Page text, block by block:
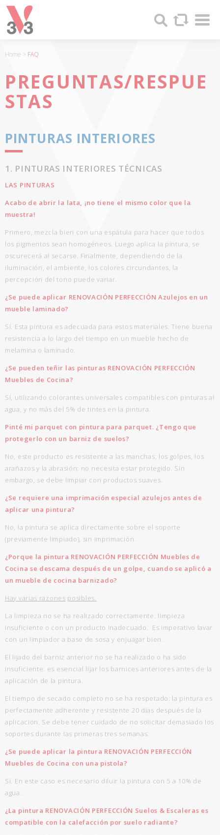
V33
FABRICANTE
PRODUCTOS
MADERA
PINTURAS
Search
Home > FAQ
PREGUNTAS/RESPUE
STAS
PINTURAS INTERIORES
1. PINTURAS INTERIORES TÉCNICAS
LAS PINTURAS
Acabo de abrir la lata, ¡no tiene el mismo color que la
muestra!
Primero, mezcla bien con una espátula para hacer que todos
los pigmentos sean homogéneos. Luego aplica la pintura, se
oscurecerá al secarse. Finalmente, dependiendo de la
iluminación, el ambiente, los colores circundantes, la
percepción del tono puede variar.
¿Se puede aplicar RENOVACIÓN PERFECCIÓN Azulejos en un
mueble laminado?
Sí. Esta pintura es adecuada para estos materiales. Tiene buena
resistencia a lo largo del tiempo en un mueble hecho de
melamina o laminado.
¿Se pueden teñir las pinturas RENOVACIÓN PERFECCIÓN
Muebles de Cocina?
Sí, utilizando colorantes universales compatibles con pinturas al
agua, y no más del 5% de tintes en la pintura.
Pinté mi parquet con pintura para parquet. ¿Tengo que
protegerlo con un barniz de suelos?
No, este producto es resistente a las manchas, los golpes, los
arañazos y la abrasión: no necesita estar protegido. Sin
embargo, se debe limpiar con productos suaves.
¿Se requiere una imprimación especial azulejos antes de
aplicar una pintura?
No, la pintura se aplica directamente sobre el soporte
(previamente limpiado), sin imprimación.
¿Porque la pintura RENOVACIÓN PERFECCIÓN Muebles de
Cocina se descama después de un golpe, cuando se aplicó a
un mueble de cocina barnizado?
Hay varias razones posibles:
La limpieza no se ha realizado correctamente: limpieza
insuficiente o con un producto inadecuado. Es imperativo lavar
con un limpiador a base de sosa y enjuagar bien.
El lijado del barniz anterior no se ha realizado o ha sido
insuficiente: es esencial lijar los barnices anteriores antes de la
aplicación de la pintura.
El tiempo de secado completo no se ha respetado: la pintura es
perfectamente adherente y resistente 20 días después de la
aplicación. Se debe tener cuidado de no solicitar demasiado los
soportes durante las primeras tres semanas.
¿Se puede aplicar la pintura RENOVACIÓN PERFECCIÓN
Muebles de Cocina con una pistola?
Sí. En este caso es necesario diluir la pintura con 5 a 10% de
agua.
¿La pintura RENOVACIÓN PERFECCIÓN Suelos & Escaleras es
compatible con la calefacción por suelo radiante?
Panel de gestión de cookies